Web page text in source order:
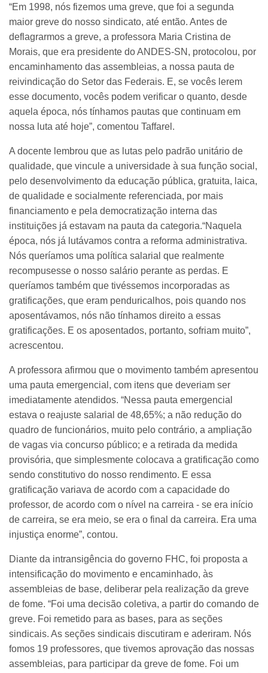
“Em 1998, nós fizemos uma greve, que foi a segunda
maior greve do nosso sindicato, até então. Antes de
deflagrarmos a greve, a professora Maria Cristina de
Morais, que era presidente do ANDES-SN, protocolou, por
encaminhamento das assembleias, a nossa pauta de
reivindicação do Setor das Federais. E, se vocês lerem
esse documento, vocês podem verificar o quanto, desde
aquela época, nós tínhamos pautas que continuam em
nossa luta até hoje”, comentou Taffarel.
A docente lembrou que as lutas pelo padrão unitário de
qualidade, que vincule a universidade à sua função social,
pelo desenvolvimento da educação pública, gratuita, laica,
de qualidade e socialmente referenciada, por mais
financiamento e pela democratização interna das
instituições já estavam na pauta da categoria.“Naquela
época, nós já lutávamos contra a reforma administrativa.
Nós queríamos uma política salarial que realmente
recompusesse o nosso salário perante as perdas. E
queríamos também que tivéssemos incorporadas as
gratificações, que eram penduricalhos, pois quando nos
aposentávamos, nós não tínhamos direito a essas
gratificações. E os aposentados, portanto, sofriam muito”,
acrescentou.
A professora afirmou que o movimento também apresentou
uma pauta emergencial, com itens que deveriam ser
imediatamente atendidos. “Nessa pauta emergencial
estava o reajuste salarial de 48,65%; a não redução do
quadro de funcionários, muito pelo contrário, a ampliação
de vagas via concurso público; e a retirada da medida
provisória, que simplesmente colocava a gratificação como
sendo constitutivo do nosso rendimento. E essa
gratificação variava de acordo com a capacidade do
professor, de acordo com o nível na carreira - se era início
de carreira, se era meio, se era o final da carreira. Era uma
injustiça enorme”, contou.
Diante da intransigência do governo FHC, foi proposta a
intensificação do movimento e encaminhado, às
assembleias de base, deliberar pela realização da greve
de fome. “Foi uma decisão coletiva, a partir do comando de
greve. Foi remetido para as bases, para as seções
sindicais. As seções sindicais discutiram e aderiram. Nós
fomos 19 professores, que tivemos aprovação das nossas
assembleias, para participar da greve de fome. Foi um